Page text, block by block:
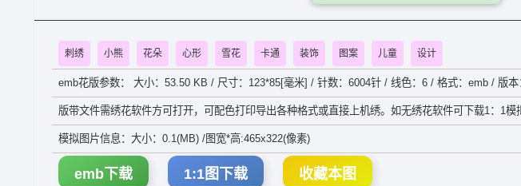
刺绣 小熊 花朵 心形 雪花 卡通 装饰 图案 儿童 设计
emb花版参数： 大小：53.50 KB / 尺寸：123*85[毫米] / 针数：6004针 / 线色：6 / 格式：emb / 版本
版带文件需绣花软件方可打开，可配色打印导出各种格式或直接上机绣。如无绣花软件可下载1：1模
模拟图片信息：大小：0.1(MB) /图宽*高:465x322(像素)
emb下载 1:1图下载 收藏本图